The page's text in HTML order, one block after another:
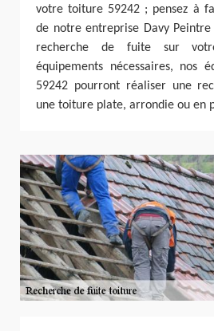
votre toiture 59242 ; pensez à
de notre entreprise Davy
recherche de fuite sur
équipements nécessaires, nos
59242 pourront réaliser une
une toiture plate, arrondie ou en